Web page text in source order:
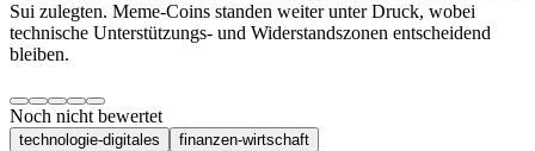
Sui zulegten. Meme-Coins standen weiter unter Druck, wobei
technische Unterstützungs- und Widerstandszonen entscheidend
bleiben.
Noch nicht bewertet
technologie-digitales finanzen-wirtschaft